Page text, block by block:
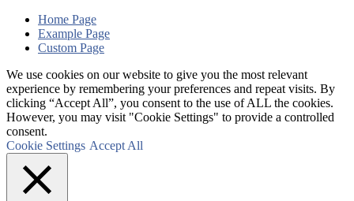
Home Page
Example Page
Custom Page
We use cookies on our website to give you the most relevant
experience by remembering your preferences and repeat visits. By
clicking “Accept All”, you consent to the use of ALL the cookies.
However, you may visit "Cookie Settings" to provide a controlled
consent.
Cookie Settings Accept All